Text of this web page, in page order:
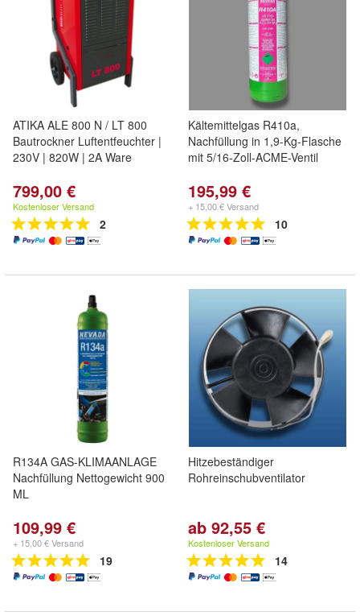
ATIKA ALE 800 N / LT 800
Bautrockner Luftentfeuchter |
230V | 820W | 2A Ware
799,00 €
Kostenloser Versand
2
Kältemittelgas R410a,
Nachfüllung in 1,9-Kg-Flasche
mit 5/16-Zoll-ACME-Ventil
195,99 €
+ 15,00 € Versand
10
R134A GAS-KLIMAANLAGE
Nachfüllung Nettogewicht 900
ML
109,99 €
+ 15,00 € Versand
19
Hitzebeständiger
Rohreinschubventilator
ab 92,55 €
Kostenloser Versand
14